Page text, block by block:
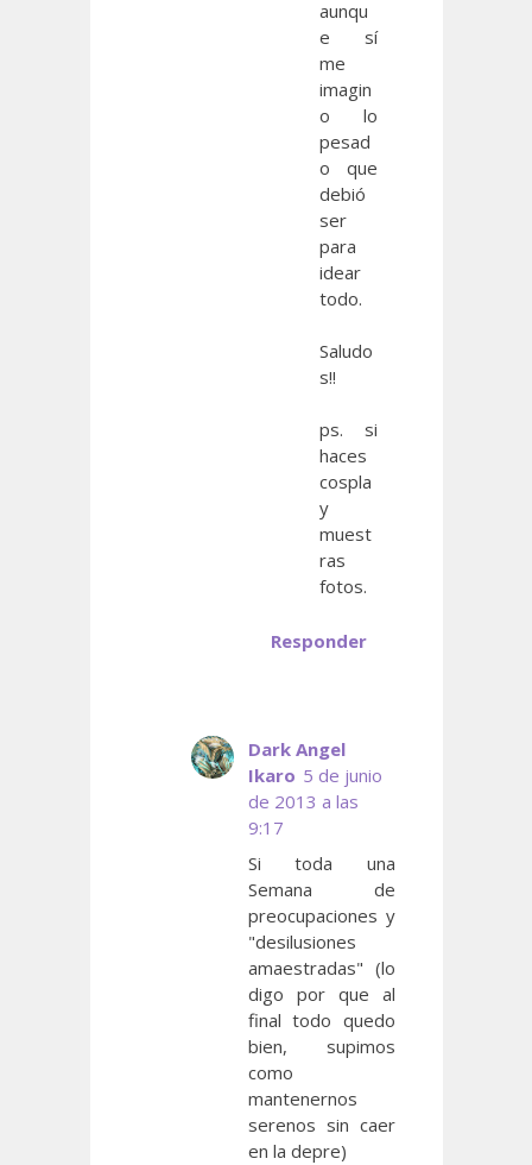
aunqu
e sí
me
imagin
o lo
pesad
o que
debió
ser
para
idear
todo.
Saludo
s!!
ps. si
haces
cospla
y
muest
ras
fotos.
Responder
Dark Angel
Ikaro 5 de junio
de 2013 a las
9:17
Si toda una
Semana de
preocupaciones y
"desilusiones
amaestradas" (lo
digo por que al
final todo quedo
bien, supimos
como
mantenernos
serenos sin caer
en la depre)